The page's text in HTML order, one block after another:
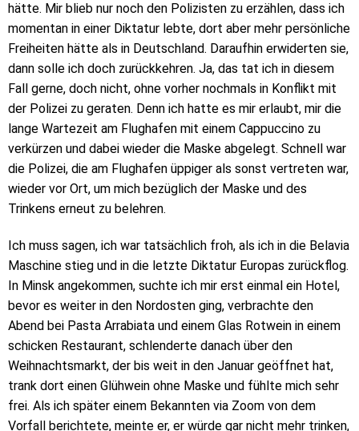
hätte. Mir blieb nur noch den Polizisten zu erzählen, dass ich
momentan in einer Diktatur lebte, dort aber mehr persönliche
Freiheiten hätte als in Deutschland. Daraufhin erwiderten sie,
dann solle ich doch zurückkehren. Ja, das tat ich in diesem
Fall gerne, doch nicht, ohne vorher nochmals in Konflikt mit
der Polizei zu geraten. Denn ich hatte es mir erlaubt, mir die
lange Wartezeit am Flughafen mit einem Cappuccino zu
verkürzen und dabei wieder die Maske abgelegt. Schnell war
die Polizei, die am Flughafen üppiger als sonst vertreten war,
wieder vor Ort, um mich bezüglich der Maske und des
Trinkens erneut zu belehren.
Ich muss sagen, ich war tatsächlich froh, als ich in die Belavia
Maschine stieg und in die letzte Diktatur Europas zurückflog.
In Minsk angekommen, suchte ich mir erst einmal ein Hotel,
bevor es weiter in den Nordosten ging, verbrachte den
Abend bei Pasta Arrabiata und einem Glas Rotwein in einem
schicken Restaurant, schlenderte danach über den
Weihnachtsmarkt, der bis weit in den Januar geöffnet hat,
trank dort einen Glühwein ohne Maske und fühlte mich sehr
frei. Als ich später einem Bekannten via Zoom von dem
Vorfall berichtete, meinte er, er würde gar nicht mehr trinken,